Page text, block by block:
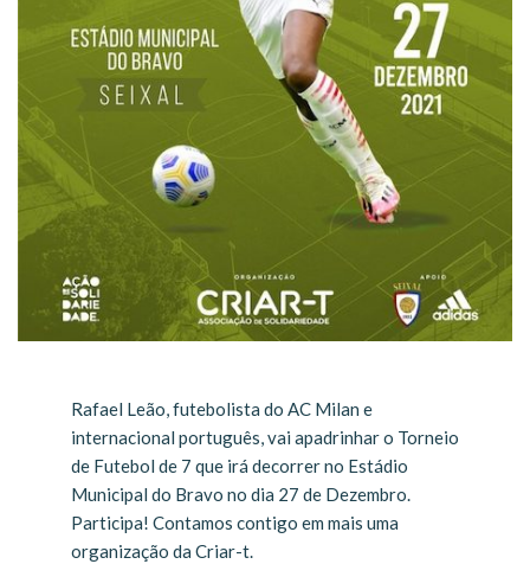
Rafael Leão, futebolista do AC Milan e
internacional português, vai apadrinhar o Torneio
de Futebol de 7 que irá decorrer no Estádio
Municipal do Bravo no dia 27 de Dezembro.
Participa! Contamos contigo em mais uma
organização da Criar-t.